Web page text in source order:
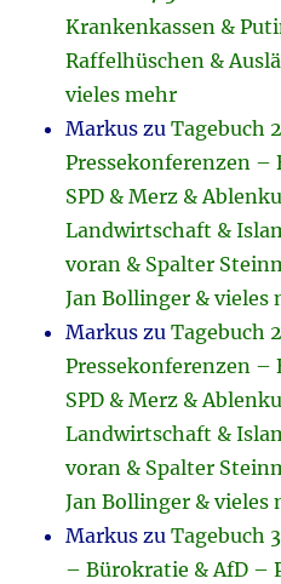
Krankenkassen &
Raffelhüschen &
vieles mehr
Markus zuTagebuch
Pressekonferenzen –
SPD & Merz &
Landwirtschaft &
voran & Spalter
Jan Bollinger & vieles
Markus zuTagebuch
Pressekonferenzen –
SPD & Merz &
Landwirtschaft &
voran & Spalter
Jan Bollinger & vieles
Markus zuTagebuch
– Bürokratie & AfD –